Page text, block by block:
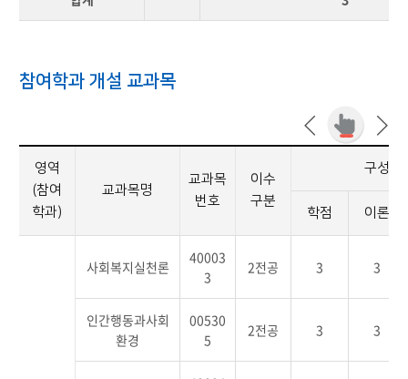
참여학과 개설 교과목
영역
(참여
학과)
교과목명
교과목
번호
이수
구분
구성
학점 이론
사회복지실천론
40003
3
2전공 3 3
인간행동과사회
환경
00530
5
2전공 3 3